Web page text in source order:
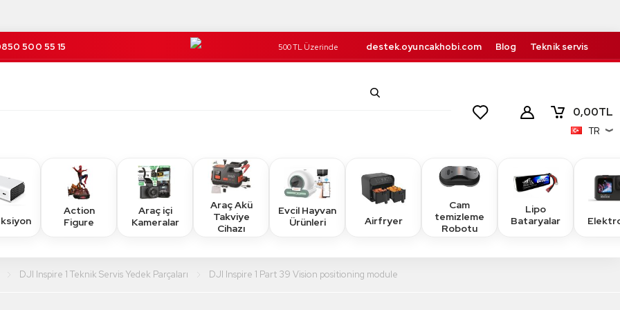
500 55 15 500 TL Üzerinde destek.oyuncakhobi.com Blog Teknik servis
0,00TL
TR
Action
Figure
Araç içi
Kameralar
Araç Akü
Takviye
Cihazı
Evcil Hayvan
Ürünleri
Airfryer
Cam
temizleme
Robotu
Lipo
Bataryalar
DJI Inspire 1 Teknik Servis Yedek Parçaları DJI Inspire 1 Part 39 Vision positioning module